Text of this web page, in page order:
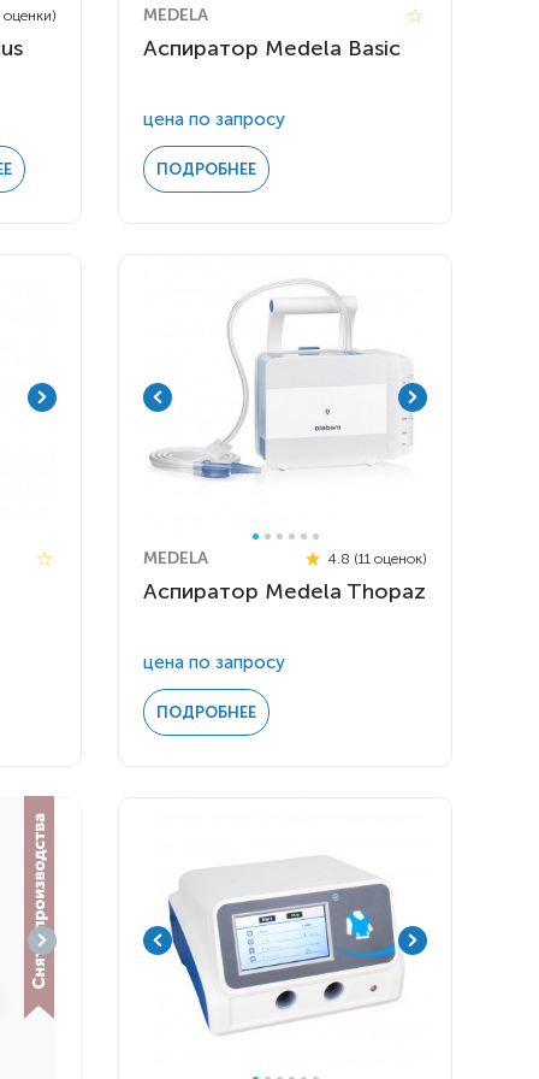
MEDELA
Аспиратор Medela Basic
цена по запросу
ПОДРОБНЕЕ
MEDELA 4.8 (11 оценок)
Аспиратор Medela Thopaz
цена по запросу
ПОДРОБНЕЕ